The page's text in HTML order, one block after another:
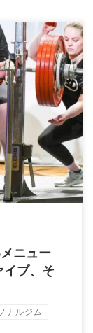
ファイブ、それ
ニュー
イブ、そ
ナルジム